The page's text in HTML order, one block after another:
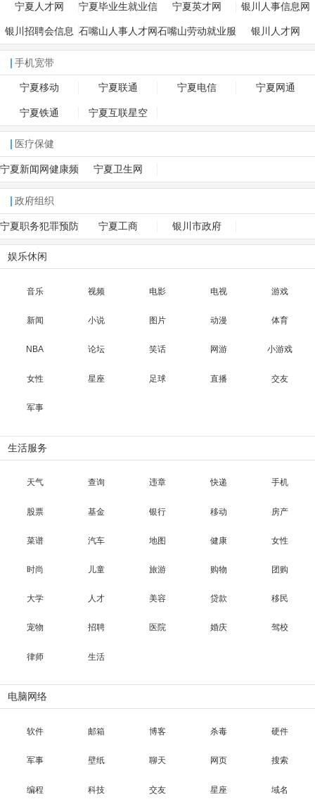
宁夏人才网 宁夏毕业生就业信
息网
宁夏英才网 银川人事信息网
银川招聘会信息 石嘴山人事人才网 石嘴山劳动就业服 银川人才网
手机宽带
宁夏移动 宁夏联通 宁夏电信 宁夏网通
宁夏铁通 宁夏互联星空
医疗保健
宁夏新闻网健康频
道
宁夏卫生网
政府组织
宁夏职务犯罪预防
网
宁夏工商 银川市政府
娱乐休闲
音乐 视频 电影 电视 游戏
新闻 小说 图片 动漫 体育
NBA 论坛 笑话 网游 小游戏
女性 星座 足球 直播 交友
军事
生活服务
天气 查询 违章 快递 手机
股票 基金 银行 移动 房产
菜谱 汽车 地图 健康 女性
时尚 儿童 旅游 购物 团购
大学 人才 美容 贷款 移民
宠物 招聘 医院 婚庆 驾校
律师 生活
电脑网络
软件 邮箱 博客 杀毒 硬件
军事 壁纸 聊天 网页 搜索
编程 科技 交友 星座 域名